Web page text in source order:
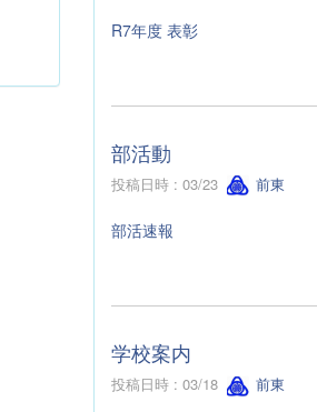
R7年度 表彰
部活動
投稿日時 : 03/23 前東
部活速報
学校案内
投稿日時 : 03/18 前東